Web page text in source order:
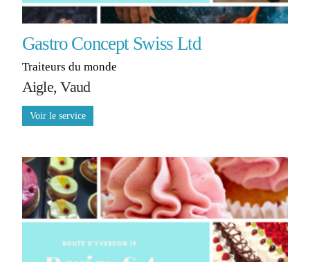
Gastro Concept Swiss Ltd
Traiteurs du monde
Aigle, Vaud